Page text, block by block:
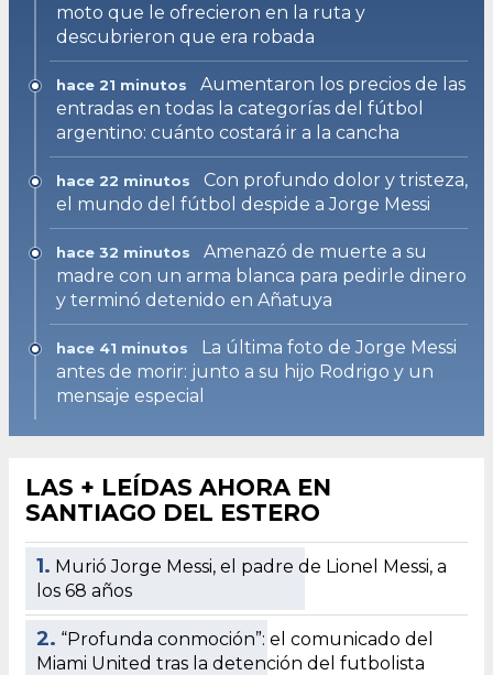
moto que le ofrecieron en la ruta y
descubrieron que era robada
hace 21 minutos
Aumentaron los precios de las
entradas en todas la categorías del fútbol
argentino: cuánto costará ir a la cancha
hace 22 minutos
Con profundo dolor y tristeza,
el mundo del fútbol despide a Jorge Messi
hace 32 minutos
Amenazó de muerte a su
madre con un arma blanca para pedirle dinero
y terminó detenido en Añatuya
hace 41 minutos
La última foto de Jorge Messi
antes de morir: junto a su hijo Rodrigo y un
mensaje especial
LAS + LEÍDAS AHORA EN
SANTIAGO DEL ESTERO
1. Murió Jorge Messi, el padre de Lionel Messi, a
los 68 años
2. “Profunda conmoción”: el comunicado del
Miami United tras la detención del futbolista